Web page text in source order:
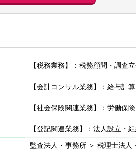
■事業会社での経理経験者
【求める人物像】
多数
※一部相続業務もあります。
※基本的に、クライアント対応はWebも
【会計ソフト】
弥生、マネークラウド、freee（全国9位
【クライアントについて】
ベンチャー企業のクライアントが多いです
同所は総合事務所として法人設立にも強
【税務業務】：税務顧問・調査
【会計コンサル業務】：給与計
【社会保険関連業務】：労働保
【登記関連業務】：法人設立・
監査法人・事務所 ＞ 税理士法人